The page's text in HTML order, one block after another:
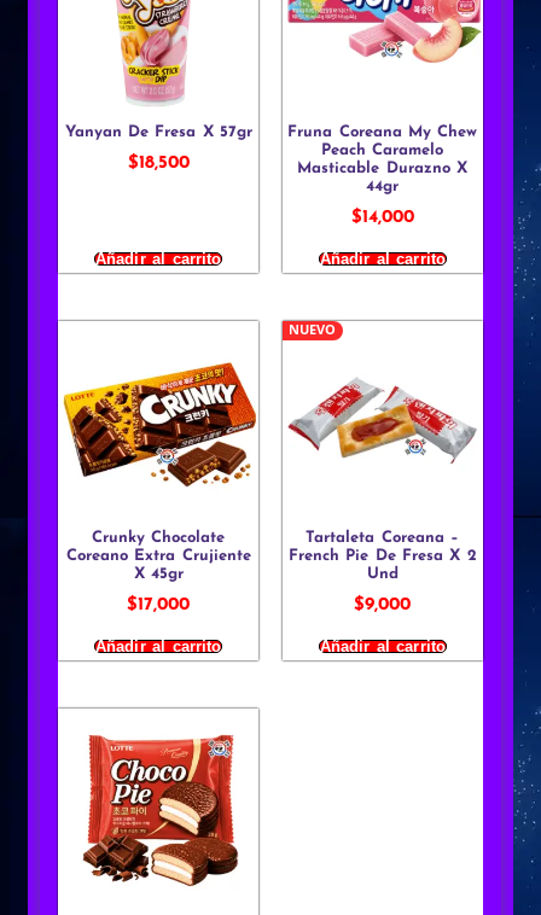
Yanyan De Fresa X 57gr
$18,500
Añadir al carrito
Fruna Coreana My Chew
Peach Caramelo
Masticable Durazno X
44gr
$14,000
Añadir al carrito
Crunky Chocolate
Coreano Extra Crujiente
X 45gr
$17,000
Añadir al carrito
NUEVO
Tartaleta Coreana –
French Pie De Fresa X 2
Und
$9,000
Añadir al carrito